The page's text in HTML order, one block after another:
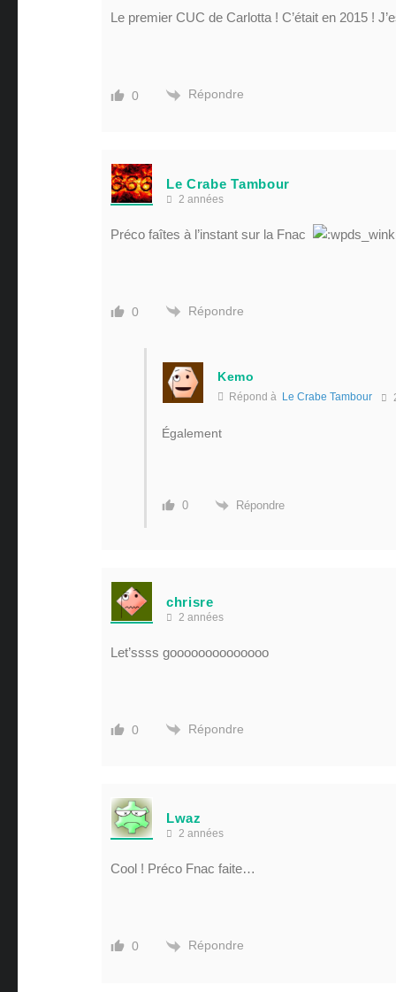
Le premier CUC de Carlotta ! C’était en 2015 !
0 Répondre
Le Crabe Tambour
2 années
Préco faîtes à l’instant sur la Fnac
0 Répondre
Kemo
Répond à Le Crabe Tambour
Également
0 Répondre
chrisre
2 années
Let’ssss goooooooooooooo
0 Répondre
Lwaz
2 années
Cool ! Préco Fnac faite…
0 Répondre